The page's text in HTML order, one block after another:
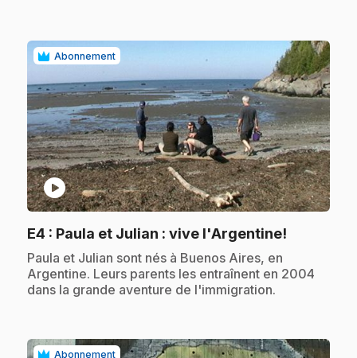
Abonnement
play_circle
E4 : Paula et Julian : vive l'Argentine!
.Paula et Julian sont nés à Buenos Aires, en
Argentine. Leurs parents les entraînent en 2004
dans la grande aventure de l'immigration.
Abonnement